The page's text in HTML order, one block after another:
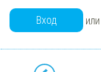
Вход или